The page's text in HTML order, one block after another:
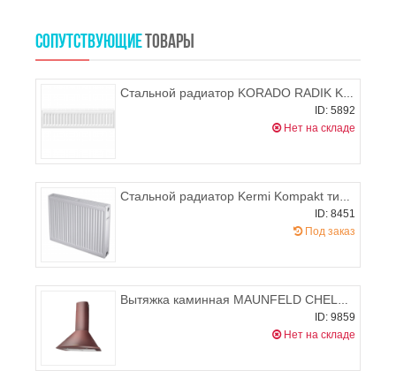
СОПУТСТВУЮЩИЕ ТОВАРЫ
Стальной радиатор KORADO RADIK KLASIK 22 200x1100 (боковое подключение), 714-1090 Вт
ID: 5892
Нет на складе
Стальной радиатор Kermi Kompakt тип 12 900x2000
ID: 8451
Под заказ
Вытяжка каминная MAUNFELD CHELSEA 60 (медный цвет+матовое золото)
ID: 9859
Нет на складе